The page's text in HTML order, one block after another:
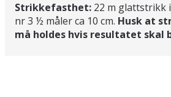
Strikkefasthet: 22 m glattstrikk
nr 3 ½ måler ca 10 cm. Husk at
må holdes hvis resultatet skal